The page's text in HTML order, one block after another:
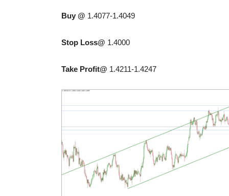
Buy @ 1.4077-1.4049
Stop Loss@ 1.4000
Take Profit@ 1.4211-1.4247